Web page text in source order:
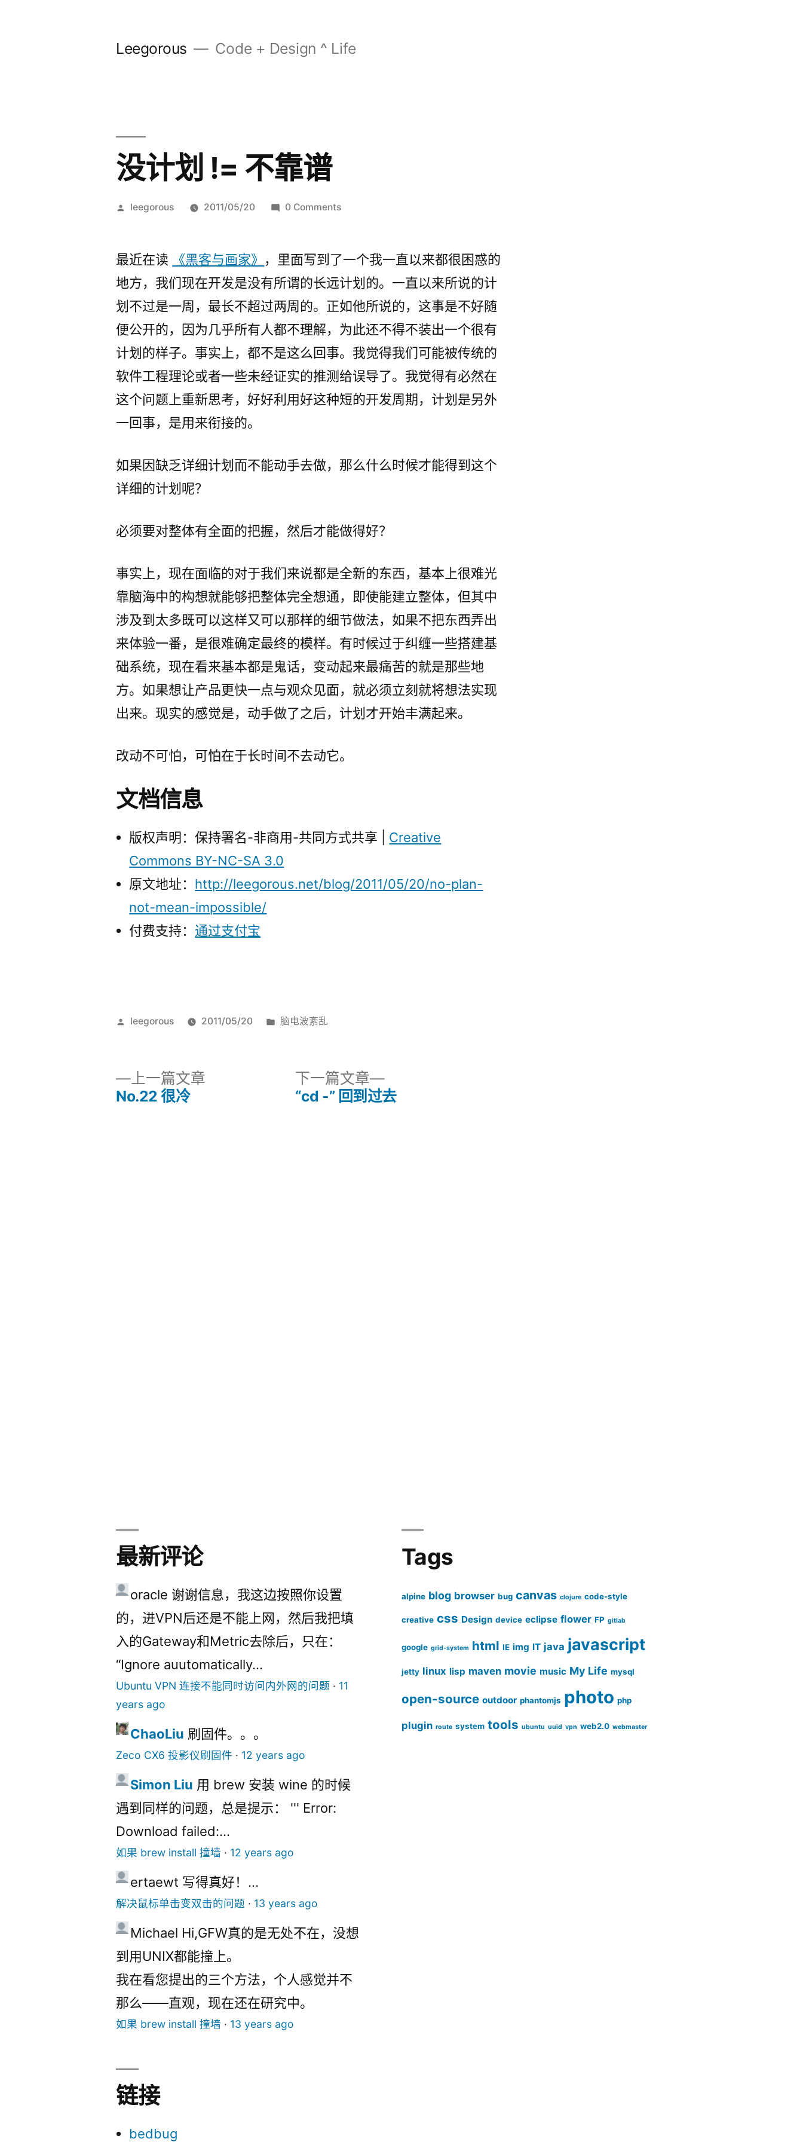
Leegorous Code + Design ^ Life
没计划 != 不靠谱
发
leegorous 2011/05/20 0 Comments
最近在读 《黑客与画家》 ，里面写到了一个我一直以来都很困惑的
地方，我们现在开发是没有所谓的长远计划的。一直以来所说的计
划不过是一周，最长不超过两周的。正如他所说的，这事是不好随
便公开的，因为几乎所有人都不理解，为此还不得不装出一个很有
计划的样子。事实上，都不是这么回事。我觉得我们可能被传统的
软件工程理论或者一些未经证实的推测给误导了。我觉得有必然在
这个问题上重新思考，好好利用好这种短的开发周期，计划是另外
一回事，是用来衔接的。
如果因缺乏详细计划而不能动手去做，那么什么时候才能得到这个
详细的计划呢？
必须要对整体有全面的把握，然后才能做得好？
事实上，现在面临的对于我们来说都是全新的东西，基本上很难光
靠脑海中的构想就能够把整体完全想通，即使能建立整体，但其中
涉及到太多既可以这样又可以那样的细节做法，如果不把东西弄出
来体验一番，是很难确定最终的模样。有时候过于纠缠一些搭建基
础系统，现在看来基本都是鬼话，变动起来最痛苦的就是那些地
方。如果想让产品更快一点与观众见面，就必须立刻就将想法实现
出来。现实的感觉是，动手做了之后，计划才开始丰满起来。
改动不可怕，可怕在于长时间不去动它。
文档信息
版权声明：保持署名-非商用-共同方式共享 | Creative
Commons BY-NC-SA 3.0
原文地址： http://leegorous.net/blog/2011/05/20/no-plan-
not-mean-impossible/
付费支持： 通过支付宝
发
leegorous 2011/05/20
发
脑电波紊乱
上一篇文章
No.22 很冷
下一篇文章
下
一
“cd -” 回到过去
最新评论
oracle 谢谢信息，我这边按照你设置
的，进VPN后还是不能上网，然后我把填
入的Gateway和Metric去除后，只在：
“Ignore auutomatically...
Ubuntu VPN 连接不能同时访问内外网的问题 · 11
years ago
ChaoLiu 刷固件。。。
Zeco CX6 投影仪刷固件 · 12 years ago
Simon Liu 用 brew 安装 wine 的时候
遇到同样的问题，总是提示： ''' Error:
Download failed:...
如果 brew install 撞墙 · 12 years ago
ertaewt 写得真好！...
解决鼠标单击变双击的问题 · 13 years ago
Michael Hi,GFW真的是无处不在，没想
到用UNIX都能撞上。
我在看您提出的三个方法，个人感觉并不
那么——直观，现在还在研究中。
如果 brew install 撞墙 · 13 years ago
Tags
alpine blog browser bug canvas clojure code-style
creative css Design device eclipse flower FP gitlab
google grid-system html IE img IT java javascript
jetty linux lisp maven movie music My Life mysql
open-source outdoor phantomjs photo php
plugin route system tools ubuntu uuid vpn web2.0 webmaster
链接
bedbug